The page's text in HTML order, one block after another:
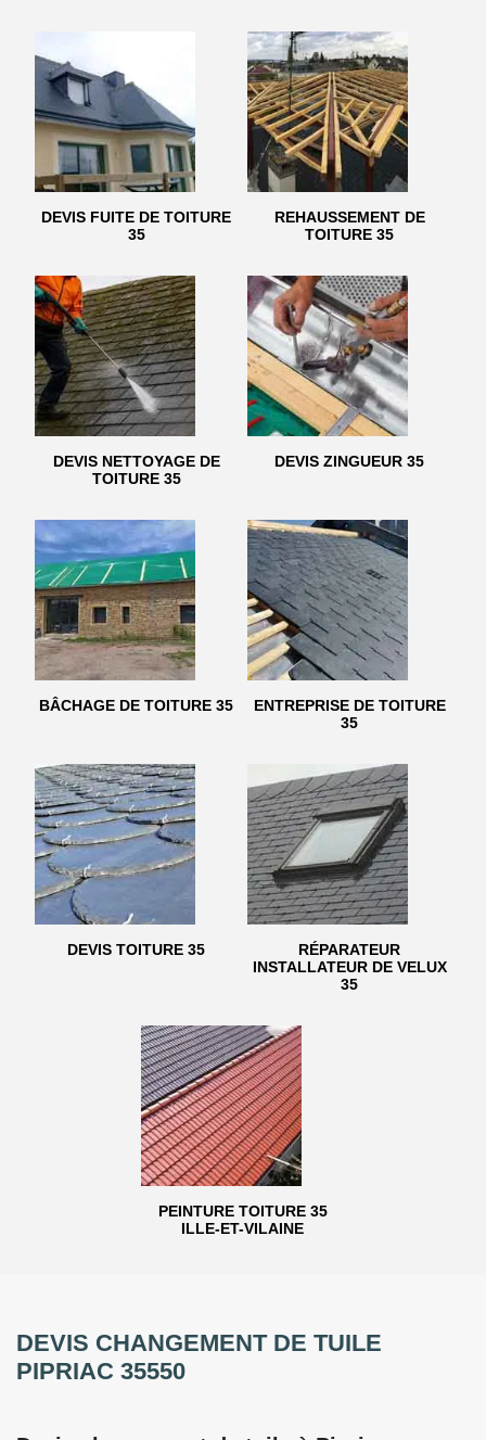
DEVIS FUITE DE TOITURE
35
REHAUSSEMENT DE
TOITURE 35
DEVIS NETTOYAGE DE
TOITURE 35
DEVIS ZINGUEUR 35
BÂCHAGE DE TOITURE 35
ENTREPRISE DE TOITURE
35
DEVIS TOITURE 35
RÉPARATEUR
INSTALLATEUR DE VELUX
35
PEINTURE TOITURE 35
ILLE-ET-VILAINE
DEVIS CHANGEMENT DE TUILE
PIPRIAC 35550